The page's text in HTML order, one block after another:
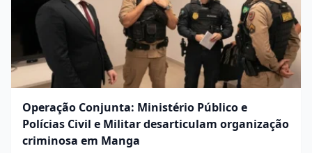
Operação Conjunta: Ministério Público e
Polícias Civil e Militar desarticulam organização
criminosa em Manga